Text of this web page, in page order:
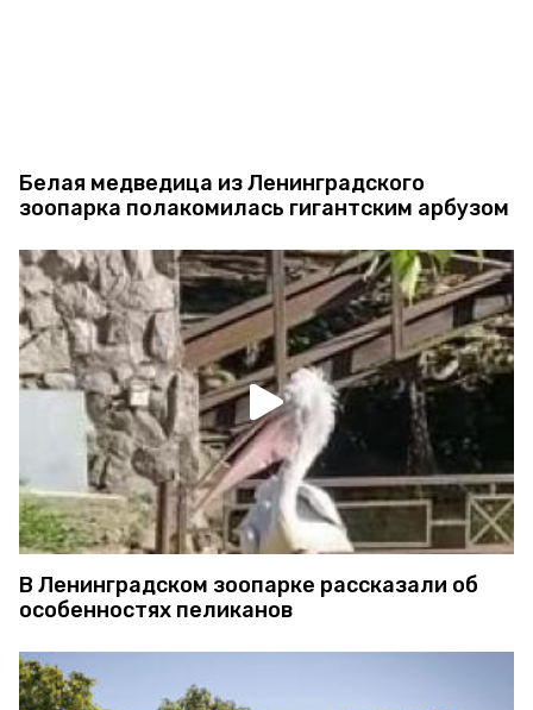
Белая медведица из Ленинградского
зоопарка полакомилась гигантским арбузом
В Ленинградском зоопарке рассказали об
особенностях пеликанов